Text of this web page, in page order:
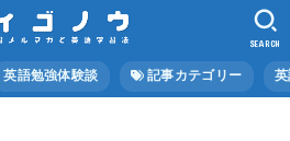
英語勉強体験談 記事カテゴリー
SEARCH